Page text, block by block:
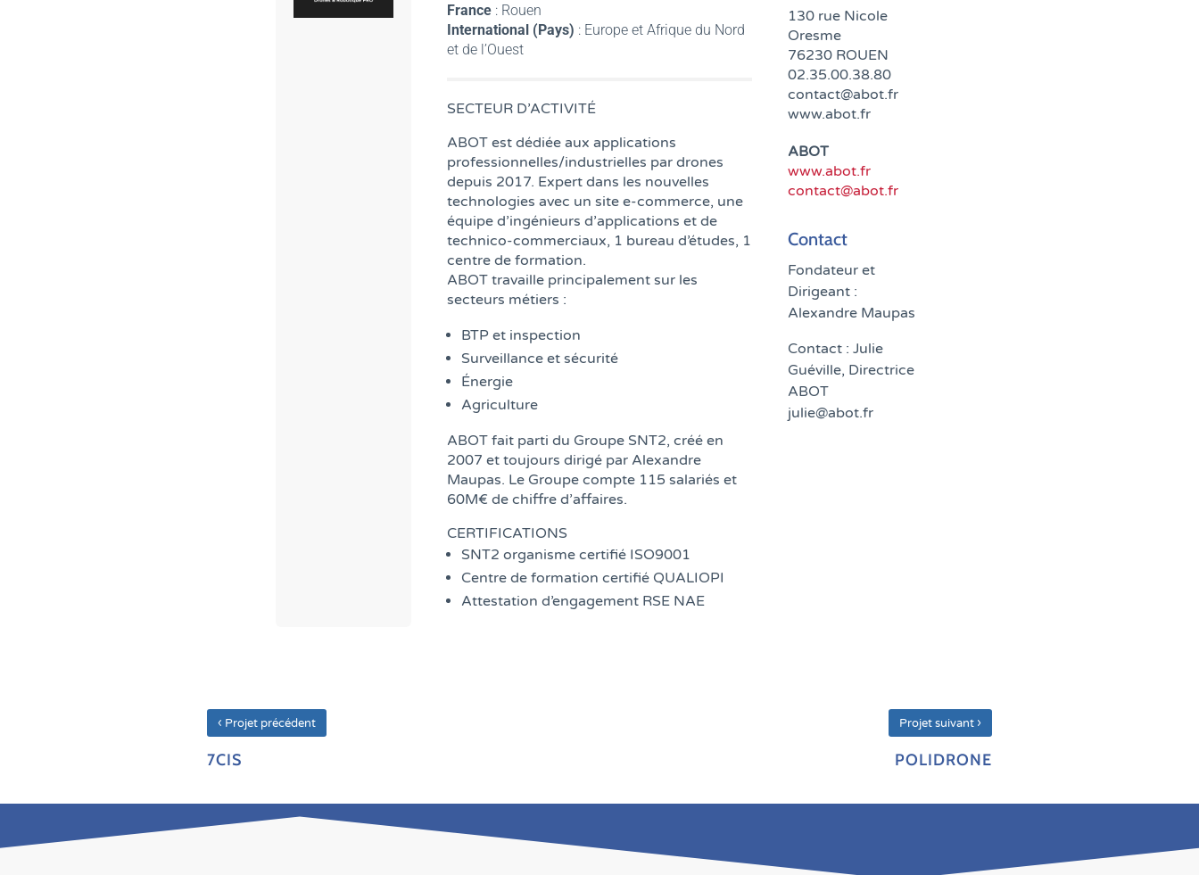
France: Rouen
International (Pays) : Europe et Afrique du Nord
et de l’Ouest
SECTEUR D’ACTIVITÉ
ABOT est dédiée aux applications
professionnelles/industrielles par drones
depuis 2017. Expert dans les nouvelles
technologies avec un site e-commerce, une
équipe d’ingénieurs d’applications et de
technico-commerciaux, 1 bureau d’études, 1
centre de formation.
ABOT travaille principalement sur les
secteurs métiers :
BTP et inspection
Surveillance et sécurité
Énergie
Agriculture
ABOT fait parti du Groupe SNT2, créé en
2007 et toujours dirigé par Alexandre
Maupas. Le Groupe compte 115 salariés et
60M€ de chiffre d’affaires.
CERTIFICATIONS
SNT2 organisme certifié ISO9001
Centre de formation certifié QUALIOPI
Attestation d’engagement RSE NAE
130 rue Nicole
Oresme
76230 ROUEN
02.35.00.38.80
contact@abot.fr
www.abot.fr
ABOT
www.abot.fr
contact@abot.fr
Contact
Fondateur et
Dirigeant :
Alexandre Maupas
Contact : Julie
Guéville, Directrice
ABOT
julie@abot.fr
‹ Projet précédent
7CIS
Projet suivant ›
POLIDRONE